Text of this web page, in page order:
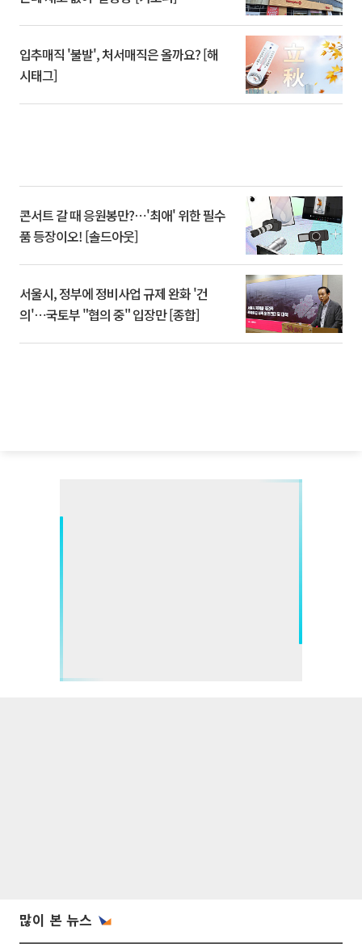
입추매직 '불발', 처서매직은 올까요? [해
시태그]
콘서트 갈 때 응원봉만?⋯'최애' 위한 필수
품 등장이오! [솔드아웃]
서울시, 정부에 정비사업 규제 완화 '건
의'⋯국토부 "협의 중" 입장만 [종합]
많이 본 뉴스